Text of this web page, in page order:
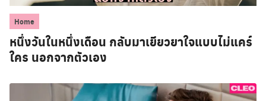
Home
หนึ่งวันในหนึ่งเดือน กลับมาเยียวยาใจแบบไม่แคร์
ใคร นอกจากตัวเอง